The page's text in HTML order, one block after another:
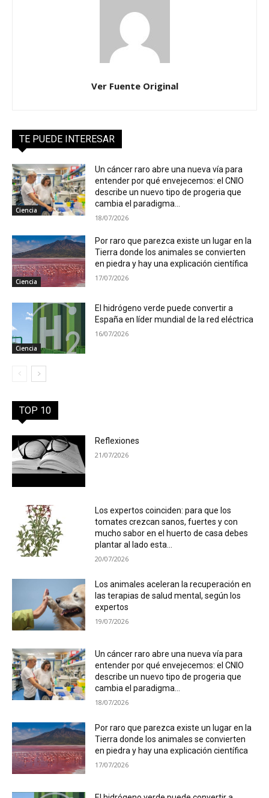
Ver Fuente Original
TE PUEDE INTERESAR
Ciencia
Un cáncer raro abre una nueva vía para
entender por qué envejecemos: el CNIO
describe un nuevo tipo de progeria que
cambia el paradigma...
18/07/2026
Ciencia
Por raro que parezca existe un lugar en la
Tierra donde los animales se convierten
en piedra y hay una explicación científica
17/07/2026
Ciencia
El hidrógeno verde puede convertir a
España en líder mundial de la red eléctrica
16/07/2026
TOP 10
Reflexiones
21/07/2026
Los expertos coinciden: para que los
tomates crezcan sanos, fuertes y con
mucho sabor en el huerto de casa debes
plantar al lado esta...
20/07/2026
Los animales aceleran la recuperación en
las terapias de salud mental, según los
expertos
19/07/2026
Un cáncer raro abre una nueva vía para
entender por qué envejecemos: el CNIO
describe un nuevo tipo de progeria que
cambia el paradigma...
18/07/2026
Por raro que parezca existe un lugar en la
Tierra donde los animales se convierten
en piedra y hay una explicación científica
17/07/2026